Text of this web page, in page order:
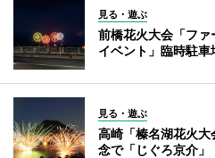
見る・遊ぶ
前橋花火大会「フ
イベント」臨時駐車
見る・遊ぶ
高崎「榛名湖花火
念で「じぐろ京介」